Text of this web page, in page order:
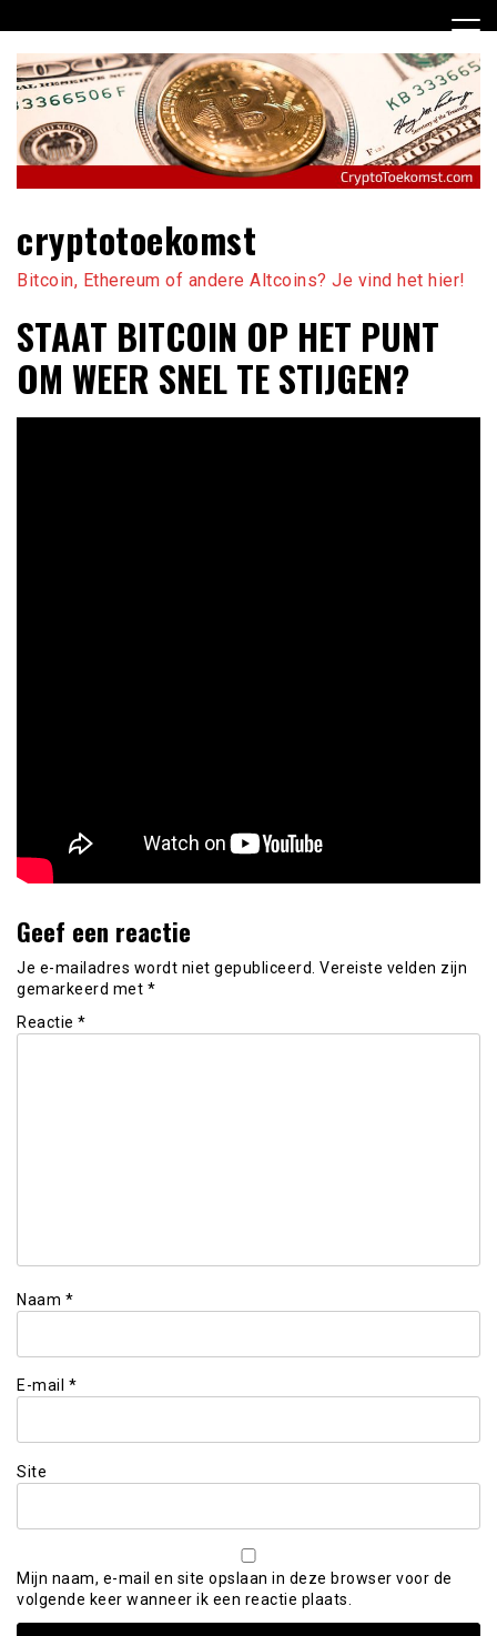
naar
inhoud
cryptotoekomst
Bitcoin, Ethereum of andere Altcoins? Je vind het hier!
STAAT BITCOIN OP HET PUNT
OM WEER SNEL TE STIJGEN?
Geef een reactie
Je e-mailadres wordt niet gepubliceerd. Vereiste velden zijn
gemarkeerd met *
Reactie *
Naam *
E-mail *
Site
Mijn naam, e-mail en site opslaan in deze browser voor de
volgende keer wanneer ik een reactie plaats.